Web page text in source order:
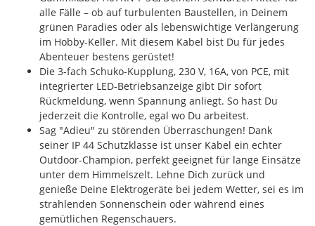
alle Fälle – ob auf turbulenten Baustellen, in Deinem
grünen Paradies oder als lebenswichtige Verlängerung
im Hobby-Keller. Mit diesem Kabel bist Du für jedes
Abenteuer bestens gerüstet!
Die 3-fach Schuko-Kupplung, 230 V, 16A, von PCE, mit
integrierter LED-Betriebsanzeige gibt Dir sofort
Rückmeldung, wenn Spannung anliegt. So hast Du
jederzeit die Kontrolle, egal wo Du arbeitest.
Sag "Adieu" zu störenden Überraschungen! Dank
seiner IP 44 Schutzklasse ist unser Kabel ein echter
Outdoor-Champion, perfekt geeignet für lange Einsätze
unter dem Himmelszelt. Lehne Dich zurück und
genieße Deine Elektrogeräte bei jedem Wetter, sei es im
strahlenden Sonnenschein oder während eines
gemütlichen Regenschauers.